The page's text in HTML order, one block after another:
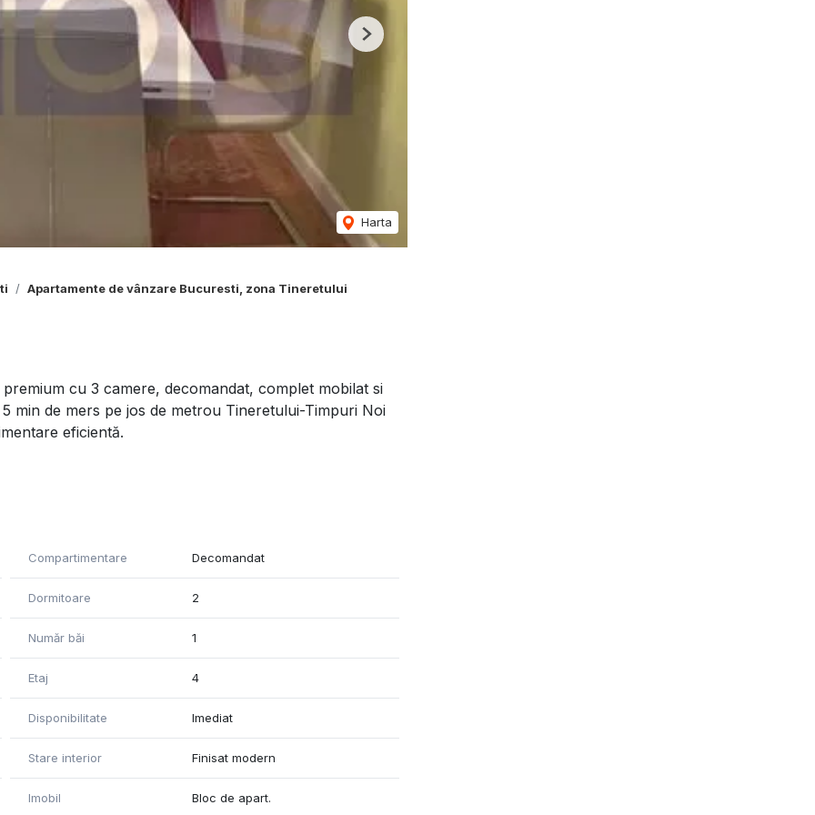
Harta
Next
Apartamente de vânzare Bucuresti, zona Tineretului
cu 3 camere, decomandat, complet mobilat si
min de mers pe jos de metrou Tineretului-Timpuri Noi
eficientă.
spații de depozitare.
condiționat.
exact ca în poze – se poate locui imediat.
Norilor, grădinițe, școli, Liceul „Gheorghe Șincai”,
Compartimentare Decomandat
Dormitoare 2
Număr băi 1
Etaj 4
Disponibilitate Imediat
Stare interior Finisat modern
Imobil Bloc de apart.